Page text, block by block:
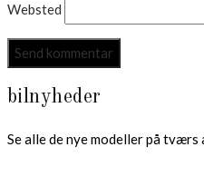
Websted
bilnyheder
Se alle de nye modeller på